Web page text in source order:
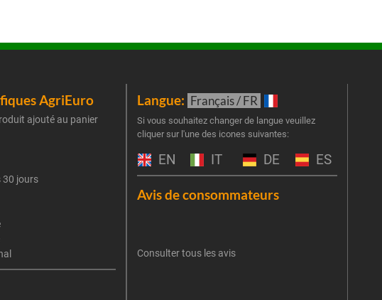
AgriEuro
ajouté au panier
30 jours
Langue: Français / FR
Si vous souhaitez changer de langue veuillez
cliquer sur l'une des icones suivantes:
EN IT DE ES
Avis de consommateurs
Consulter tous les avis